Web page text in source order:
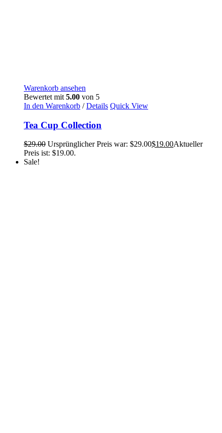
Warenkorb ansehen
Bewertet mit 5.00 von 5
In den Warenkorb / Details Quick View
Tea Cup Collection
$29.00 Ursprünglicher Preis war: $29.00$19.00Aktueller
Preis ist: $19.00.
Sale!